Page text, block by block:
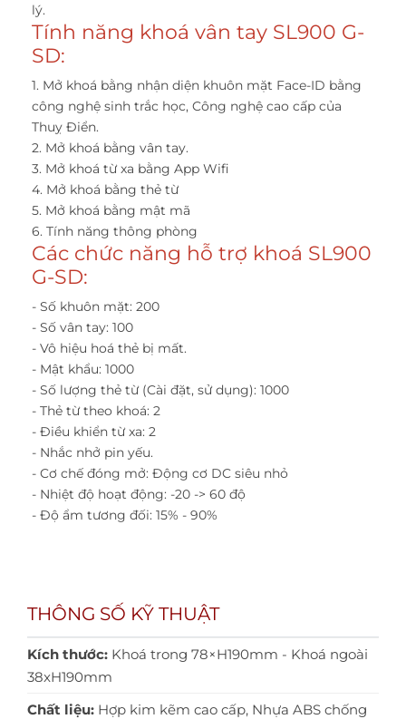
lý.
Tính năng khoá vân tay SL900 G-
SD:
1. Mở khoá bằng nhận diện khuôn mặt Face-ID bằng
công nghệ sinh trắc học, Công nghệ cao cấp của
Thuỵ Điển.
2. Mở khoá bằng vân tay.
3. Mở khoá từ xa bằng App Wifi
4. Mở khoá bằng thẻ từ
5. Mở khoá bằng mật mã
6. Tính năng thông phòng
Các chức năng hỗ trợ khoá SL900
G-SD:
- Số khuôn mặt: 200
- Số vân tay: 100
- Vô hiệu hoá thẻ bị mất.
- Mật khẩu: 1000
- Số lượng thẻ từ (Cài đặt, sử dụng): 1000
- Thẻ từ theo khoá: 2
- Điều khiển từ xa: 2
- Nhắc nhở pin yếu.
- Cơ chế đóng mở: Động cơ DC siêu nhỏ
- Nhiệt độ hoạt động: -20 -> 60 độ
- Độ ẩm tương đối: 15% - 90%
THÔNG SỐ KỸ THUẬT
Kích thước: Khoá trong 78×H190mm - Khoá ngoài
38xH190mm
Chất liệu: Hợp kim kẽm cao cấp, Nhựa ABS chống